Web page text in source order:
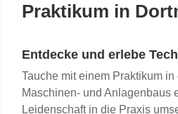
Praktikum in
Entdecke und erlebe
Tauche mit einem Praktikum
Maschinen- und Anlagenbaus
Leidenschaft in die Praxis